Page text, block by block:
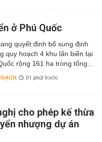
ở Phú Quốc
quyết định bổ sung định
quy hoạch 4 khu lấn biển tại
rộng 161 ha trong tổng...
01 phút trước
cho phép kế thừa
nhượng dự án